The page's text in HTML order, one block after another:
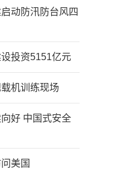
动防汛防台风四
设投资5151亿元
机训练现场
好 中国式安全
美国